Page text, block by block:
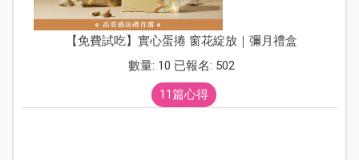
【免費試吃】實心蛋捲 窗花綻放｜彌月禮盒
數量: 10 已報名: 502
11篇心得